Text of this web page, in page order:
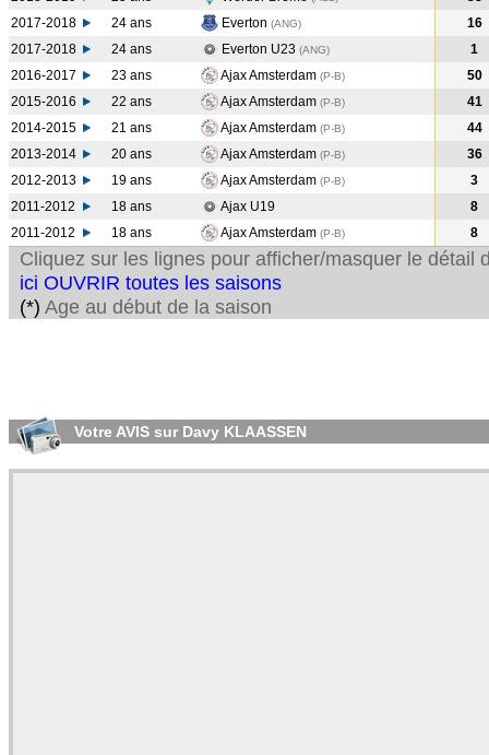
2017-2018
24 ans Everton (ANG)
16
2017-2018
24 ans Everton U23 (ANG)
1
2016-2017
23 ans Ajax Amsterdam (P-B)
50
2015-2016
22 ans Ajax Amsterdam (P-B)
41
2014-2015
21 ans Ajax Amsterdam (P-B)
44
2013-2014
20 ans Ajax Amsterdam (P-B)
36
2012-2013
19 ans Ajax Amsterdam (P-B)
3
2011-2012
18 ans Ajax U19
8
2011-2012
18 ans Ajax Amsterdam (P-B) 8
Cliquez sur les lignes pour afficher/masquer le détail
ici OUVRIR toutes les saisons
(*) Age au début de la saison
Votre AVIS sur Davy KLAASSEN